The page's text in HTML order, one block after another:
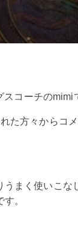
スコーチのmimi
た方々からコ
まく使いこ
。